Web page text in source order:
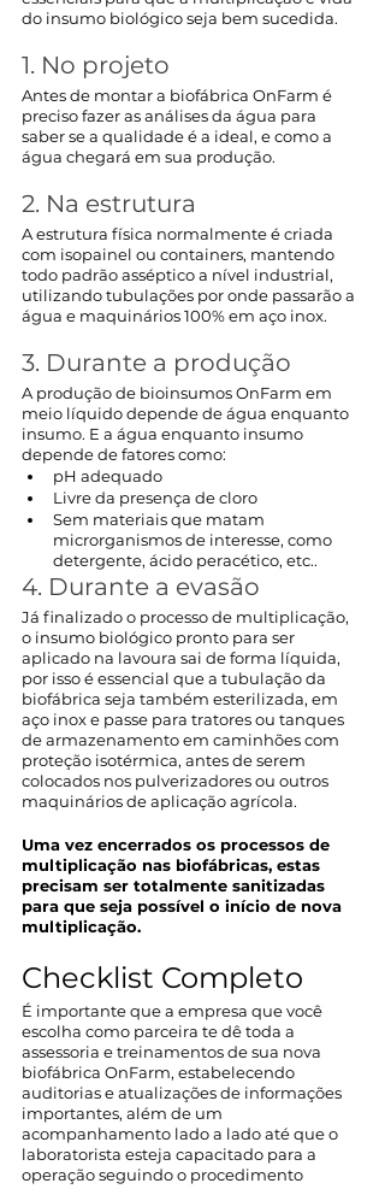
do insumo biológico seja bem sucedida.
1. No projeto
Antes de montar a biofábrica OnFarm é
preciso fazer as análises da água para
saber se a qualidade é a ideal, e como a
água chegará em sua produção.
2. Na estrutura
A estrutura física normalmente é criada
com isopainel ou containers, mantendo
todo padrão asséptico a nível industrial,
utilizando tubulações por onde passarão a
água e maquinários 100% em aço inox.
3. Durante a produção
A produção de bioinsumos OnFarm em
meio líquido depende de água enquanto
insumo. E a água enquanto insumo
depende de fatores como:
pH adequado
Livre da presença de cloro
Sem materiais que matam
microrganismos de interesse, como
detergente, ácido peracético, etc..
4. Durante a evasão
Já finalizado o processo de multiplicação,
o insumo biológico pronto para ser
aplicado na lavoura sai de forma líquida,
por isso é essencial que a tubulação da
biofábrica seja também esterilizada, em
aço inox e passe para tratores ou tanques
de armazenamento em caminhões com
proteção isotérmica, antes de serem
colocados nos pulverizadores ou outros
maquinários de aplicação agrícola.
Uma vez encerrados os processos de
multiplicação nas biofábricas, estas
precisam ser totalmente sanitizadas
para que seja possível o início de nova
multiplicação.
Checklist Completo
É importante que a empresa que você
escolha como parceira te dê toda a
assessoria e treinamentos de sua nova
biofábrica OnFarm, estabelecendo
auditorias e atualizações de informações
importantes, além de um
acompanhamento lado a lado até que o
laboratorista esteja capacitado para a
operação seguindo o procedimento